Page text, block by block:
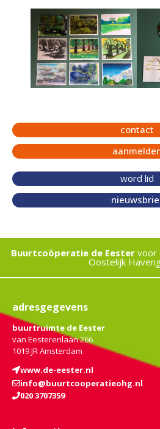
contact
word lid
Buurtcoöperatie de Eestervoor
Oostelijk
adresgegevens
buurtruimte de Eester
van Eesterenlaan 266
1019 JR Amsterdam
www.de-eester.nl
info@buurtcooperatieohg.nl
020 3707359